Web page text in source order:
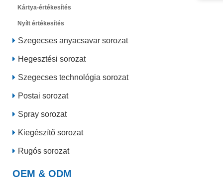
Kártya-értékesítés
Nyílt értékesítés
Szegecses anyacsavar sorozat
Hegesztési sorozat
Szegecses technológia sorozat
Postai sorozat
Spray sorozat
Kiegészítő sorozat
Rugós sorozat
OEM & ODM